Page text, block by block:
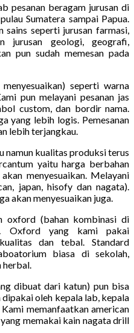
pesanan beragam jurusan di
Sumatera sampai Papua.
sains seperti jurusan farmasi,
jurusan geologi, geografi,
pun sudah memesan pada
seperti warna
pun melayani pesanan jas
custom, dan bordir nama.
yang lebih logis. Pemesanan
lebih terjangkau.
namun kualitas produksi terus
yaitu harga berbahan
menyesuaikan. Melayani
japan, hisofy dan nagata).
akan menyesuaikan juga.
oxford (bahan kombinasi di
Oxford yang kami pakai
dan tebal. Standard
biasa di sekolah,
dibuat dari katun) pun bisa
oleh kepala lab, kepala
memanfaatkan american
memakai kain nagata drill